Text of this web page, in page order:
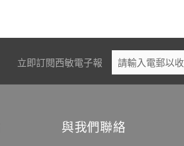
立即訂閱西敏電子報
與我們聯絡